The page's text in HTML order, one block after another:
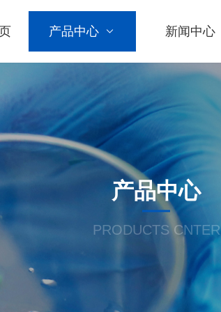
产品中心 新闻中心
产品中心
PRODUCTS CNTER